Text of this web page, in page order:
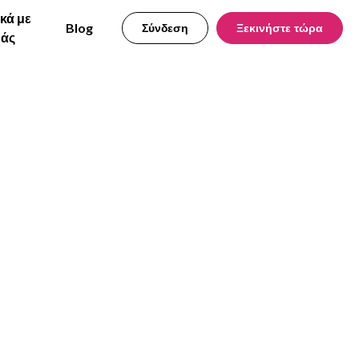
με
Blog Σύνδεση Ξεκινήστε τώρα